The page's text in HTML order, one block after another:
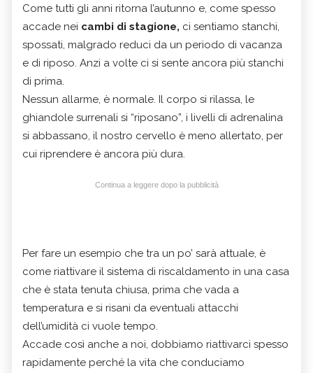
Come tutti gli anni ritorna l’autunno e, come spesso
accade nei cambi di stagione, ci sentiamo stanchi,
spossati, malgrado reduci da un periodo di vacanza
e di riposo. Anzi a volte ci si sente ancora più stanchi
di prima.
Nessun allarme, è normale. Il corpo si rilassa, le
ghiandole surrenali si “riposano”, i livelli di adrenalina
si abbassano, il nostro cervello è meno allertato, per
cui riprendere è ancora più dura.
Continua a leggere dopo la pubblicità
Per fare un esempio che tra un po’ sarà attuale, è
come riattivare il sistema di riscaldamento in una casa
che è stata tenuta chiusa, prima che vada a
temperatura e si risani da eventuali attacchi
dell’umidità ci vuole tempo.
Accade così anche a noi, dobbiamo riattivarci spesso
rapidamente perché la vita che conduciamo